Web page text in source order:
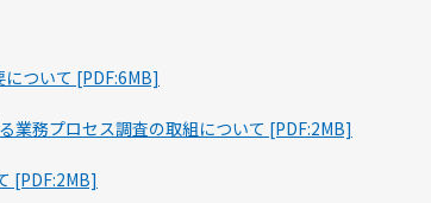
について [PDF:6MB]
業務プロセス調査の取組について [PDF:2MB]
[PDF:2MB]